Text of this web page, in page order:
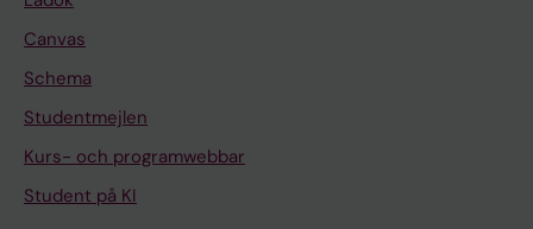
Canvas
Schema
Studentmejlen
Kurs- och programwebbar
Student på KI